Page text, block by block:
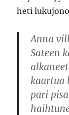
heti
Anna
Sateen
kaartua
pari